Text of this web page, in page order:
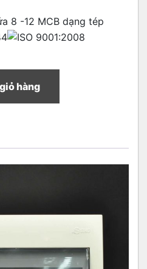
8 -12 MCB dạng tép
hàng